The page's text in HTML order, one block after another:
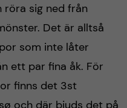
röra sig ned från
Det är alltså
som inte låter
ett par fina åk. För
finns det 3st
och där bjuds det på